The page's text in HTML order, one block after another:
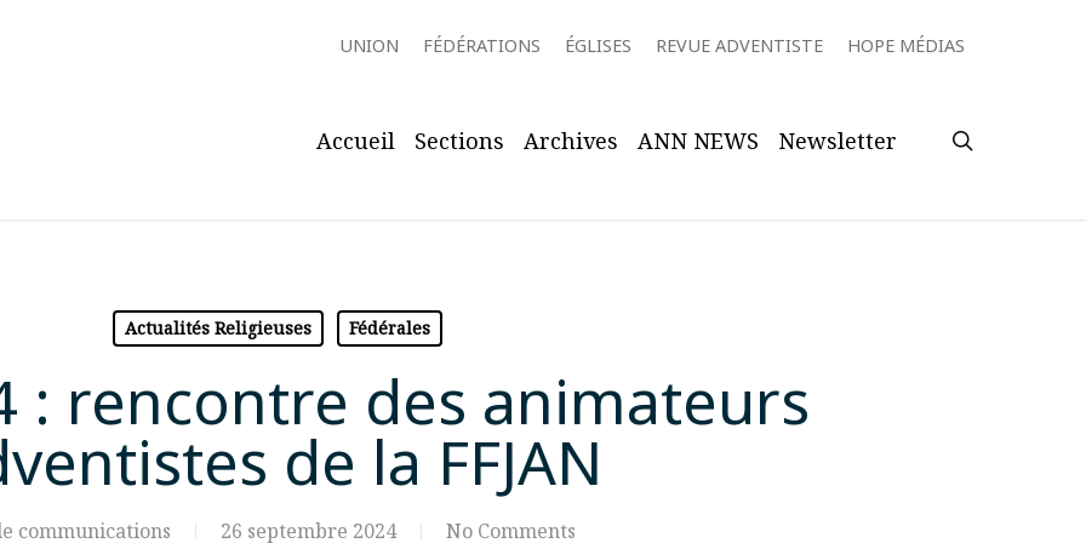
UNION FÉDÉRATIONS ÉGLISES REVUE ADVENTISTE HOPE MÉDIAS
Accueil Sections Archives ANN NEWS Newsletter
Actualités Religieuses Fédérales
: rencontre des animateurs
de la FFJAN
communications 26 septembre 2024 No Comments